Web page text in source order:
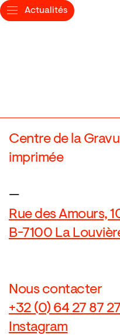
Actualités
Centre de la
imprimée
—
Rue des Amours,
B-7100 La
Nous contacter
+32 (0) 64 27 87 27
Instagram